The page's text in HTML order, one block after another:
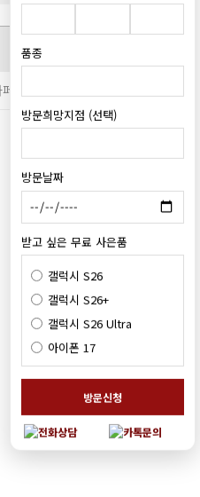
품종
방문희망지점 (선택)
방문날짜
받고 싶은 무료 사은품
갤럭시 S26
갤럭시 S26+
갤럭시 S26 Ultra
아이폰 17
방문신청